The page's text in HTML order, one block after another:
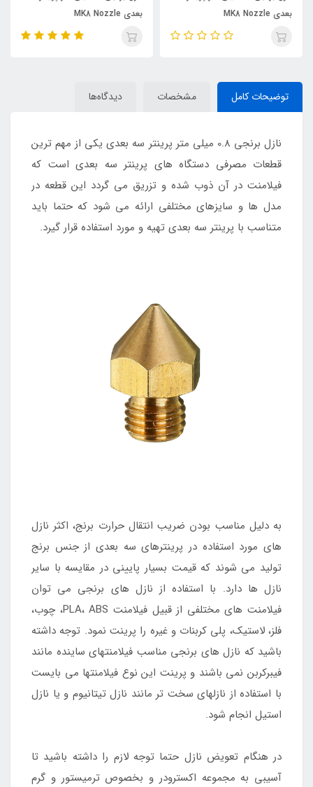
بعدی MK8 Nozzle
بعدی MK8 Nozzle
توضیحات کامل مشخصات دیدگاه‌ها
نازل برنجی 0.8 میلی متر پرینتر سه بعدی یکی از مهم ترین
قطعات مصرفی دستگاه های پرینتر سه بعدی است که
فیلامنت در آن ذوب شده و تزریق می گردد این قطعه در
مدل ها و سایزهای مختلفی ارائه می شود که حتما باید
متناسب با پرینتر سه بعدی تهیه و مورد استفاده قرار گیرد.
به دلیل مناسب بودن ضریب انتقال حرارت برنج، اکثر نازل
های مورد استفاده در پرینترهای سه بعدی از جنس برنج
تولید می شوند که قیمت بسیار پایینی در مقایسه با سایر
نازل ها دارد. با استفاده از نازل های برنجی می توان
فیلامنت های مختلفی از قبیل فیلامنت PLA، ABS، چوب،
فلز، لاستیک، پلی کربنات و غیره را پرینت نمود. توجه داشته
باشید که نازل های برنجی مناسب فیلامنتهای ساینده مانند
فیبرکربن نمی باشند و پرینت این نوع فیلامنتها می بایست
با استفاده از نازلهای سخت تر مانند نازل تیتانیوم و یا نازل
استیل انجام شود.
در هنگام تعویض نازل حتما توجه لازم را داشته باشید تا
آسیبی به مجموعه اکسترودر و بخصوص ترمیستور و گرم